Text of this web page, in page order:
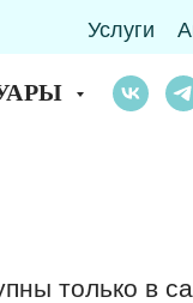
Услуги
только в